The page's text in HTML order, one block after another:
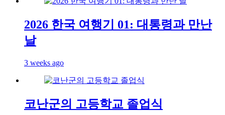
2026 한국 여행기 01: 대통령과 만난
날
3 weeks ago
코난군의 고등학교 졸업식